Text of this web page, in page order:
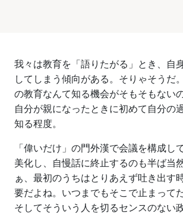
我々は教育を「語りたがる」とき、自
してしまう傾向がある。そりゃそうだ
の教育なんて知る機会がそもそもない
自分が親になったときに初めて自分の
知る程度。
「偉いだけ」の門外漢で会議を構成し
美化し、自慢話に終止するのも半ば当
ぁ、最初のうちはとりあえず吐き出す
要だよね。いつまでもそこで止まって
そしてそういう人を切るセンスのない